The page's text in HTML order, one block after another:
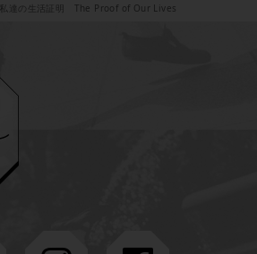
私達の生活証明 The Proof of Our Lives